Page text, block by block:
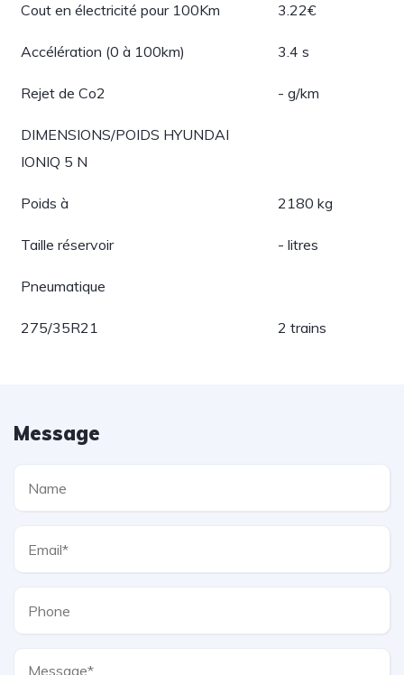
Cout en électricité pour 100Km 3.22€
Accélération (0 à 100km) 3.4 s
Rejet de Co2 - g/km
DIMENSIONS/POIDS HYUNDAI
IONIQ 5 N
Poids à 2180 kg
Taille réservoir - litres
Pneumatique
275/35R21 2 trains
Message